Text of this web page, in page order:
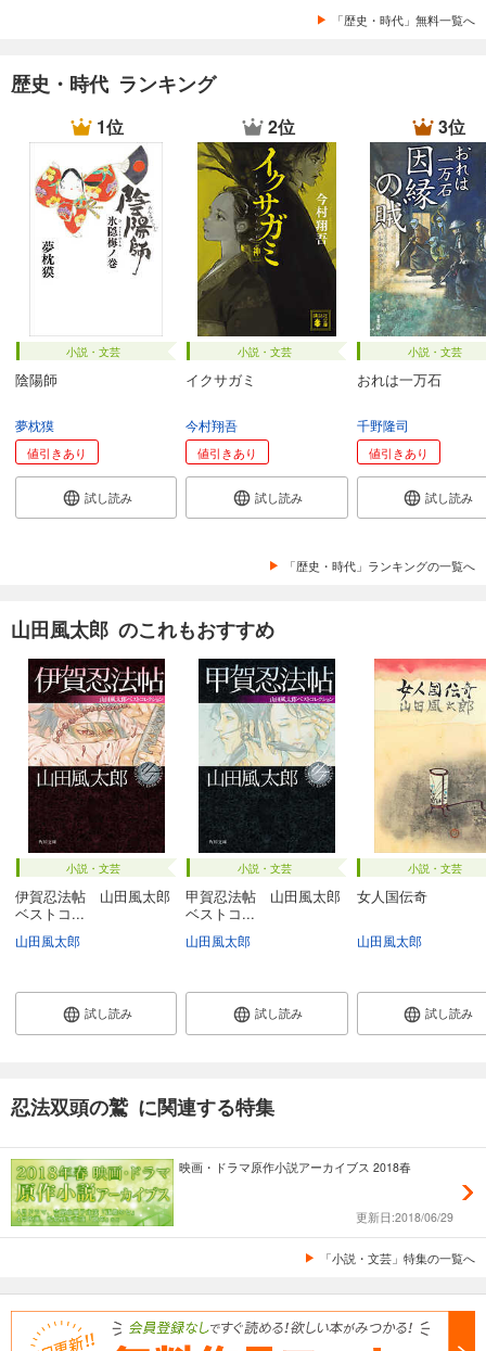
「歴史・時代」無料一覧へ
歴史・時代 ランキング
1位
小説・文芸
陰陽師
夢枕獏
値引きあり
試し読み
2位
小説・文芸
イクサガミ
今村翔吾
値引きあり
試し読み
3位
小説・文芸
おれは一万石
千野隆司
値引きあり
試し読み
「歴史・時代」ランキングの一覧へ
山田風太郎 のこれもおすすめ
小説・文芸
伊賀忍法帖 山田風太郎
ベストコ...
山田風太郎
試し読み
小説・文芸
甲賀忍法帖 山田風太郎
ベストコ...
山田風太郎
試し読み
小説・文芸
女人国伝奇
山田風太郎
試し読み
忍法双頭の鷲 に関連する特集
映画・ドラマ原作小説アーカイブス 2018春
更新日:2018/06/29
「小説・文芸」特集の一覧へ